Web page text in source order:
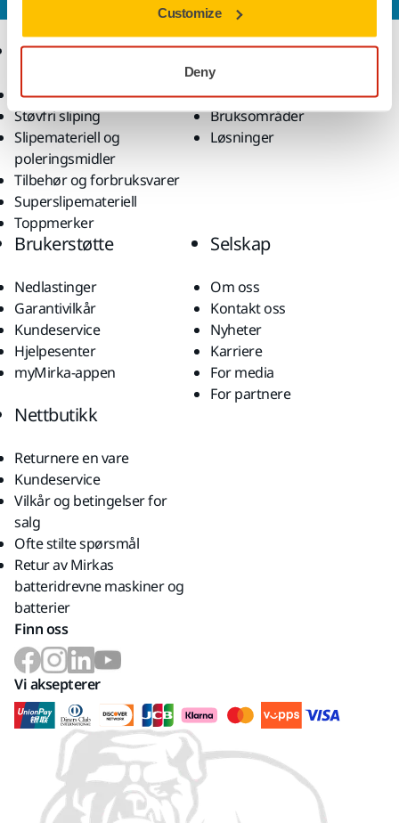
Customize
Deny
Produkter
Elektroverktøy
Støvfri sliping
Slipemateriell og
poleringsmidler
Tilbehør og forbruksvarer
Superslipemateriell
Toppmerker
Kunnskap
Bransjer
Bruksområder
Løsninger
Brukerstøtte
Nedlastinger
Garantivilkår
Kundeservice
Hjelpesenter
myMirka-appen
Selskap
Om oss
Kontakt oss
Nyheter
Karriere
For media
For partnere
Nettbutikk
Returnere en vare
Kundeservice
Vilkår og betingelser for
salg
Ofte stilte spørsmål
Retur av Mirkas
batteridrevne maskiner og
batterier
Finn oss
Vi aksepterer